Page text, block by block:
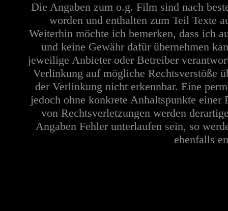
Die Angaben zum o.g. Film sind nach
worden und enthalten zum Teil Texte
Weiterhin möchte ich bemerken, dass ich
und keine Gewähr dafür übernehmen
jeweilige Anbieter oder Betreiber
Verlinkung auf mögliche Rechtsverstöße
der Verlinkung nicht erkennbar. Eine
jedoch ohne konkrete Anhaltspunkte
von Rechtsverletzungen werden
Angaben Fehler unterlaufen sein, so
ebenfalls